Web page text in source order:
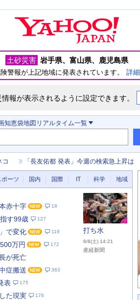
土砂災害 岩手県 富山県 鹿児島県
警報が上記地域に発表されています。 詳細
報が表示されるように設定できます。
知恵袋地図 リアルタイム一覧
コ 「長友佑都 発表」今週の検索急上昇は
ポーツ 国内 国際 IT 科学 地域
赤十字 18
す99歳 127
で変化 119
万円 172
が死亡
症搬送
363
表 175
た現実 176
打ち水
8/8(土) 14:21
産経新聞